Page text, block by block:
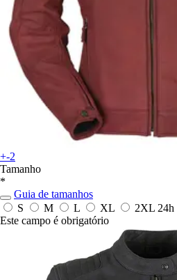
+-2
Tamanho
*
Guia de tamanhos
S
M L XL 2XL 24h
Este campo é obrigatório